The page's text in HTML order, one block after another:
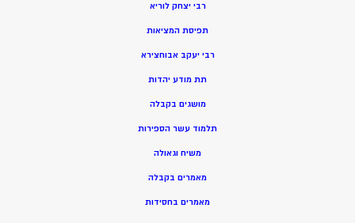
רבי יצחק לוריא
תפיסת המציאות
רבי יעקב אבוחצירא
תת מודע יהדות
מושגים בקבלה
תלמוד עשר הספירות
משיח וגאולה
מאמרים בקבלה
מאמרים בחסידות